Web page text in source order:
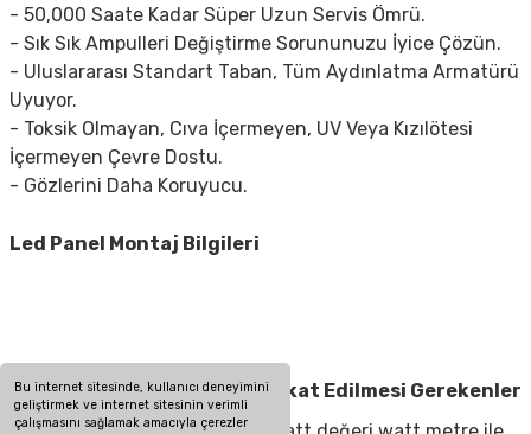
Bu internet sitesinde, kullanıcı deneyimini
geliştirmek ve internet sitesinin verimli
çalışmasını sağlamak amacıyla çerezler
- 50,000 Saate Kadar Süper Uzun Servis Ömrü.
- Sık Sık Ampulleri Değiştirme Sorununuzu İyice Çözün.
- Uluslararası Standart Taban, Tüm Aydınlatma Armatürü
Uyuyor.
- Toksik Olmayan, Cıva İçermeyen, UV Veya Kızılötesi
İçermeyen Çevre Dostu.
- Gözlerini Daha Koruyucu.
Led Panel Montaj Bilgileri
Led Panel Almadan Önce Dikkat Edilmesi Gerekenler